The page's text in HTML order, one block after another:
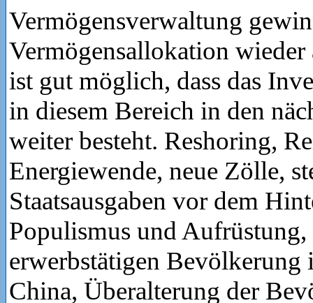
Vermögensverwaltung
Vermögensallokation wieder
ist gut möglich, dass das
in diesem Bereich in den
weiter besteht. Reshoring,
Energiewende, neue Zölle,
Staatsausgaben vor dem
Populismus und
erwerbstätigen Bevölkerung
China, Überalterung der